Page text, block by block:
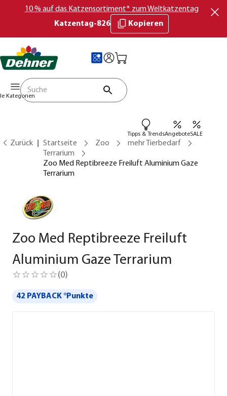
10 % auf das Katzensortiment* zum Weltkatzentag
Katzentag-826
Kopieren
Kategorien
Tipps & TrendsAngeboteSALE
Zurück Startseite Zoo
mehr Tierbedarf
Terrarium
Zoo Med Reptibreeze Freiluft Aluminium Gaze
Terrarium
Zoo Med Reptibreeze Freiluft
Aluminium Gaze Terrarium
(0)
42 PAYBACK °Punkte